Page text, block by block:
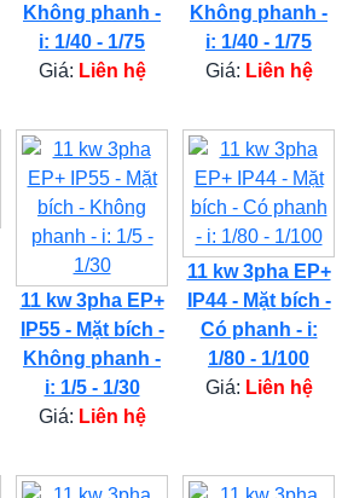
Không phanh -
i: 1/40 - 1/75
Giá: Liên hệ
Không phanh -
i: 1/40 - 1/75
Giá: Liên hệ
11 kw 3pha EP+
IP55 - Mặt bích -
Không phanh -
i: 1/5 - 1/30
Giá: Liên hệ
11 kw 3pha EP+
IP44 - Mặt bích -
Có phanh - i:
1/80 - 1/100
Giá: Liên hệ